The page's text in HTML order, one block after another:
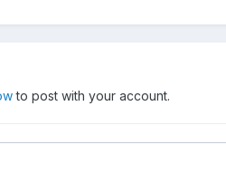
to post with your account.